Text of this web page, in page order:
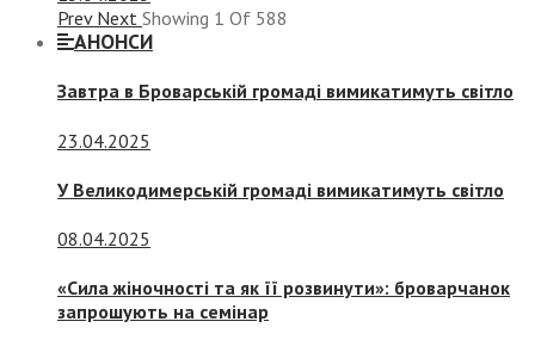
Prev Next Showing 1 Of 588
АНОНСИ
Завтра в Броварській громаді вимикатимуть світло
23.04.2025
У Великодимерській громаді вимикатимуть світло
08.04.2025
«Сила жіночності та як її розвинути»: броварчанок
запрошують на семінар